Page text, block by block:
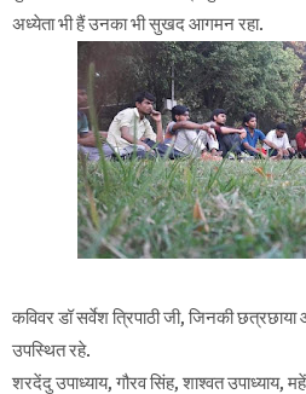
अध्येता भी हैं उनका भी सुखद आगमन रहा.
कविवर डॉ सर्वेश त्रिपाठी जी, जिनकी
उपस्थित रहे.
शरदेंदु उपाध्याय, गौरव सिंह, शाश्वत उपाध्याय,